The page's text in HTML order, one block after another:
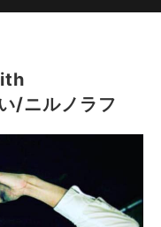
/ニルノラフ